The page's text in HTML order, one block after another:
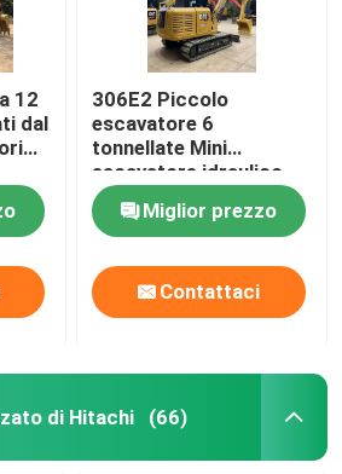
12
dal
306E2 Piccolo
escavatore 6
tonnellate Mini
escavatore idraulico
Miglior prezzo
Contattaci
di Hitachi (66)